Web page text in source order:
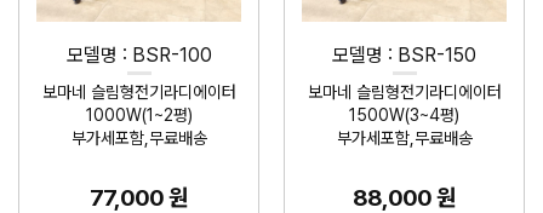
모델명 : BSR-100
보마네 슬림형전기라디에이터
1000W(1~2평)
부가세포함,무료배송
77,000 원
모델명 : BSR-150
보마네 슬림형전기라디에이터
1500W(3~4평)
부가세포함,무료배송
88,000 원